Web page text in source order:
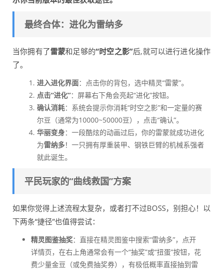
最终合体：进化为雷纳多
当你拥有了雷蒙和足够的“时空之影”后,就可以进行进化操作
了。
进入进化界面：点击你的背包，选中精灵“雷蒙”。
点击“进化”：屏幕右下角会亮起“进化”按钮。
确认消耗：系统会提示你消耗“时空之影”和一定量的赛
尔豆（通常为10000~50000豆），点击“确认”。
华丽变身：一段酷炫的动画过后，你的雷蒙就成功进化
为雷纳多！一只拥有厚重装甲、钢铁巨臂的机械系强者
就此诞生。
平民玩家的“曲线救国”方案
如果你觉得上述流程太复杂，或者打不过BOSS，别担心！以
下两条“捷径”也值得尝试：
精灵图鉴抽奖：直接在精灵图鉴中搜索“雷纳多”，点开
详情页，在右上角通常会有一个“抽奖”或“扭蛋”按钮，花
费少量金豆（或免费抽奖券），有极低概率直接抽到雷